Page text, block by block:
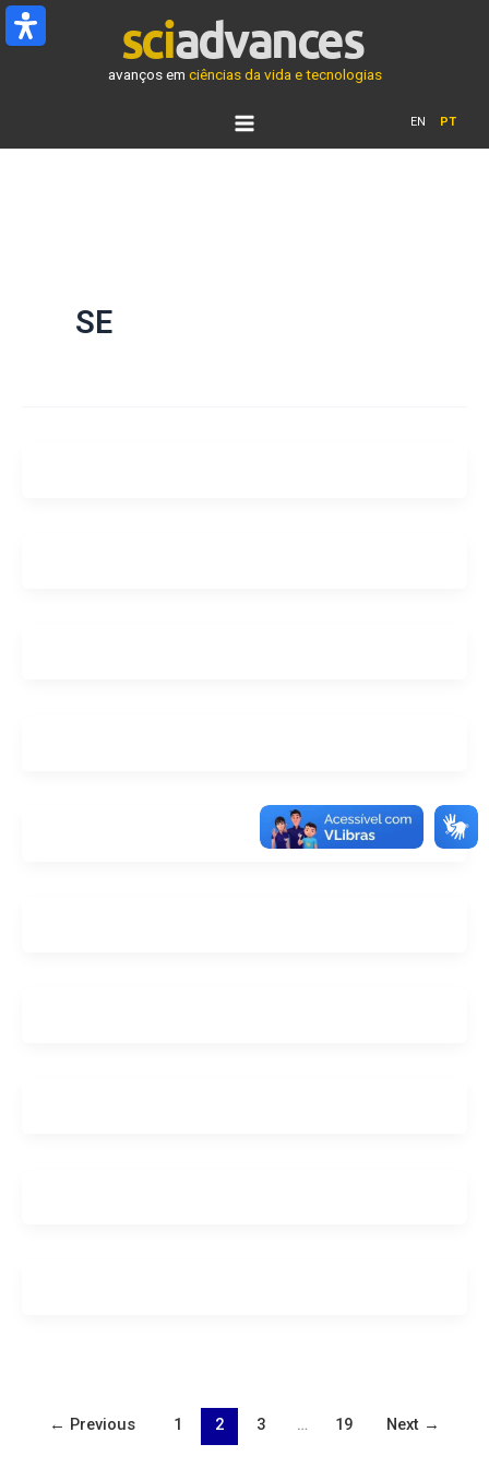
Ir
para
avanços em ciências da vida e tecnologias
EN PT
SE
← Previous 1 2 3 … 19 Next →